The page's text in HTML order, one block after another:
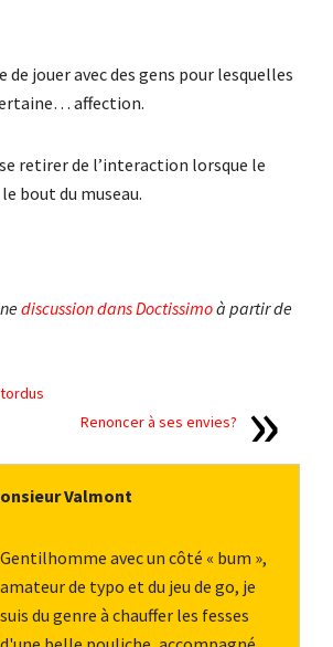
de jouer avec des gens pour lesquelles
affection.
retirer de l’interaction lorsque le
bout du museau.
discussion dans Doctissimoà partir de
Renoncer à ses envies?
Valmont
Gentilhomme avec un côté « bum »,
amateur de typo et du jeu de go, je
suis du genre à chauffer les fesses